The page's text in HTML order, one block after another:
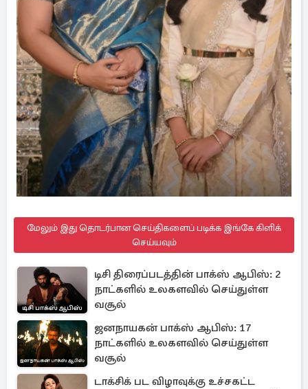
மேலும் இது தொடர்பான செய்திகளைப் படிக்க இங்கே கிளிக்
செய்யவும்
டிசி திரைப்படத்தின் பாக்ஸ் ஆபிஸ்: 2
நாட்களில் உலகளவில் செய்துள்ள
வசூல்
ஜனநாயகன் பாக்ஸ் ஆபிஸ்: 17
நாட்களில் உலகளவில் செய்துள்ள
வசூல்
டாக்சிக் பட விழாவுக்கு உச்சகட்ட